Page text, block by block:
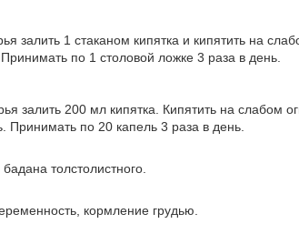
залить 1 стаканом кипятка и кипятить на
по 1 столовой ложке 3 раза в день.
залить 200 мл кипятка. Кипятить на слабом
Принимать по 20 капель 3 раза в день.
толстолистного.
кормление грудью.